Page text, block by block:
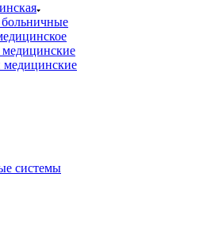
медицинские
системы